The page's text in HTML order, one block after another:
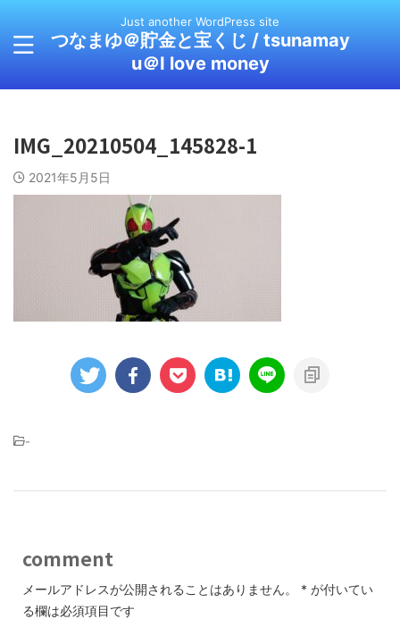
Just another WordPress site
つなまゆ＠貯金と宝くじ / tsunamay
u＠I love money
IMG_20210504_145828-1
2021年5月5日
-
comment
メールアドレスが公開されることはありません。 * が付いてい
る欄は必須項目です